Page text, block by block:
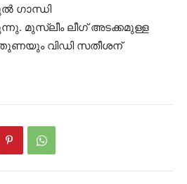
ഗാന്ധി
മുസ്ലീം ലീഗ് അടക്കമുള്ള
വിഡി സതീശന്